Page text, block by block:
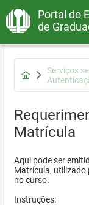
Portal do
de
Serviços
Matrícula
Aqui pode ser
Matrícula, utilizado
no curso.
Instruções: